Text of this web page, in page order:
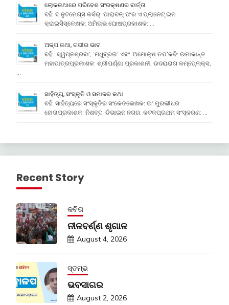
ଲୋକକଥାରେ ପରିବେଶ ସଂରକ୍ଷଣର ବାର୍ତ୍ତା
ବହି: ଦ ନୁଟମେଗ୍ସ କର୍ସର୍: ପାରାବଲ୍ ଫର ଏ ପ୍ଲାନେଟ୍ ଇନ
କ୍ରାଇସିସ୍ଲେଖକ: ଅମିତାଭ ଘୋଷପ୍ରକାଶକ: …
ଅଳ୍ପ କଥା, ଗଭୀର ଭାବ
ବହି: ‘ସ୍ୱପ୍ନଶ୍ରବା’, ‘ମଧୁବ୍ରତା’ ଏବଂ ‘ଅମୋକ୍ଷ ତପ’କବି: ଉମାକାନ୍ତ
ମହାପାତ୍ରପ୍ରକାଶକ: ଶ୍ରୀପର୍ଣ୍ଣା ପ୍ରକାଶନୀ, ଉଦୟରାଗ କମ୍ପେ୍ଲକ୍ସ,
…
ସାହିତ୍ୟ, ସଂସ୍କୃତି ଓ ସମାଜର କଥା
ବହି: ସାହିତ୍ୟରେ ସଂସ୍କୃତିର ସଂକେତଲେଖକ: ଇଂ ମୁରଲୀଧର
ହୋତାପ୍ରକାଶକ: ନିଶବ୍ଦ, ଡିଭାଇନ ନଗର, କଟକପ୍ରଥମ ସଂସ୍କରଣ: …
Recent Story
କବିତା
ନୀଳବର୍ଣ୍ଣ ଶୃଗାଳ
August 4, 2026
ସ୍ତମ୍ଭ
ଭବସାଗର
August 2, 2026